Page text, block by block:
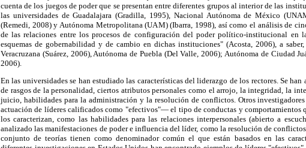
cuenta de los juegos de poder que se presentan entre diferentes grupos al interior de las
las universidades de Guadalajara (Gradilla, 1995), Nacional Autónoma de México
(Remedi, 2008) y Autónoma Metropolitana (UAM) (Ibarra, 1998), así como el análisis de
de las relaciones entre los procesos de configuración del poder político-institucional en
esquemas de gobernabilidad y de cambio en dichas instituciones" (Acosta, 2006), a
Veracruzana (Suárez, 2006), Autónoma de Puebla (Del Valle, 2006); Autónoma de Ciudad
2006).
En las universidades se han estudiado las características del liderazgo de los rectores. Se
de rasgos de la personalidad, ciertos atributos personales como el arrojo, la integridad, la
juicio, habilidades para la administración y la resolución de conflictos. Otros
actuación de líderes calificados como "efectivos"— el tipo de conductas y comportamientos
los caracterizan, como las habilidades para las relaciones interpersonales (abierto a
analizado las manifestaciones de poder e influencia del líder, como la resolución de
conjunto de teorías tienen como denominador común el que están basados en las